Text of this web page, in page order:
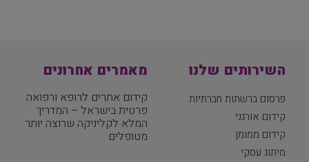
השירותים שלנו
פרסום ברשתות חברתיות
קידום אורגני
קידום ממומן
מיתוג עסקי
מאמרים אחרונים
קידום אתרים לרופא ורפואה
פרטית בישראל – המדריך
המלא לקליניקה שרוצה יותר
מטופלים